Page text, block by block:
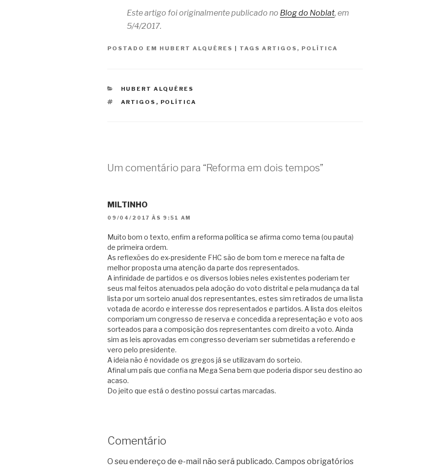
Este artigo foi originalmente publicado no Blog do Noblat, em
5/4/2017.
POSTADO EM HUBERT ALQUÉRES | TAGS ARTIGOS , POLÍTICA
CATEGORIAS
HUBERT ALQUÉRES
TAGS
ARTIGOS , POLÍTICA
Um comentário para “Reforma em dois tempos”
MILTINHO
09/04/2017 ÀS 9:51 AM
Muito bom o texto, enfim a reforma política se afirma como tema (ou pauta)
de primeira ordem.
As reflexões do ex-presidente FHC são de bom tom e merece na falta de
melhor proposta uma atenção da parte dos representados.
A infinidade de partidos e os diversos lobies neles existentes poderiam ter
seus mal feitos atenuados pela adoção do voto distrital e pela mudança da tal
lista por um sorteio anual dos representantes, estes sim retirados de uma lista
votada de acordo e interesse dos representados e partidos. A lista dos eleitos
comporiam um congresso de reserva e concedida a representação e voto aos
sorteados para a composição dos representantes com direito a voto. Ainda
sim as leis aprovadas em congresso deveriam ser submetidas a referendo e
vero pelo presidente.
A ideia não é novidade os gregos já se utilizavam do sorteio.
Afinal um país que confia na Mega Sena bem que poderia dispor seu destino ao
acaso.
Do jeito que está o destino possui cartas marcadas.
Comentário
O seu endereço de e-mail não será publicado. Campos obrigatórios